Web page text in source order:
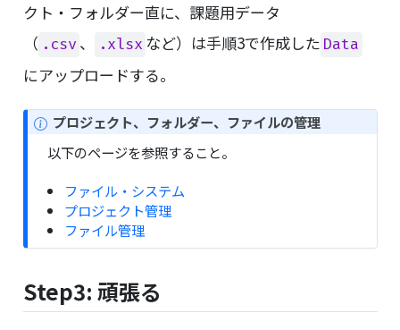
クト・フォルダー直に、課題用データ
（ .csv 、 .xlsx など）は手順3で作成した Data
にアップロードする。
N
t
プロジェクト、フォルダー、ファイルの管理
以下のページを参照すること。
ファイル・システム
プロジェクト管理
ファイル管理
Step3: 頑張る